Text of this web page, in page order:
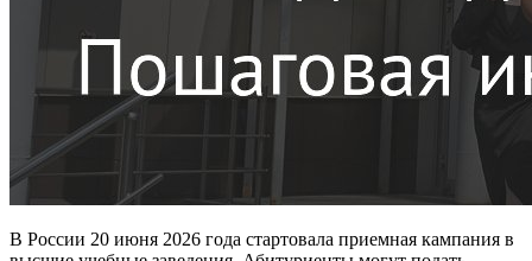
В России 20 июня 2026 года стартовала приемная кампания в